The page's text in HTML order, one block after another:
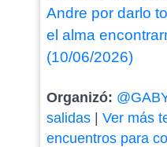
Andre por darlo
el alma
(10/06/2026)
Organizó:
salidas| Ver más
encuentros para